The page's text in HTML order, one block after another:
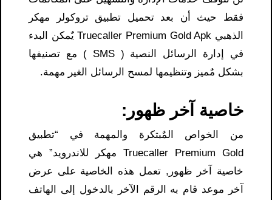
فقط حيث أن بعد تحميل تطبيق تروكولر مهكر
الذهبي Truecaller Premium Gold Apk يٌمكن البدء
في إدارة الرسائل النصية ( SMS ) مع تصنيفها
بشكل مٌميز وتنظيمها لمسح الرسائل الغير مهمة.
خاصية آخر ظهور :
من الخواص المٌبتكرة والمهمة في “تطبيق
Truecaller Premium Gold مهكر للاندرويد” هي
خاصية آخر ظهور, تعمل هذه الخاصية على عرض
آخر موعد قام به الرقم الآخر بالدخول إلى الهاتف